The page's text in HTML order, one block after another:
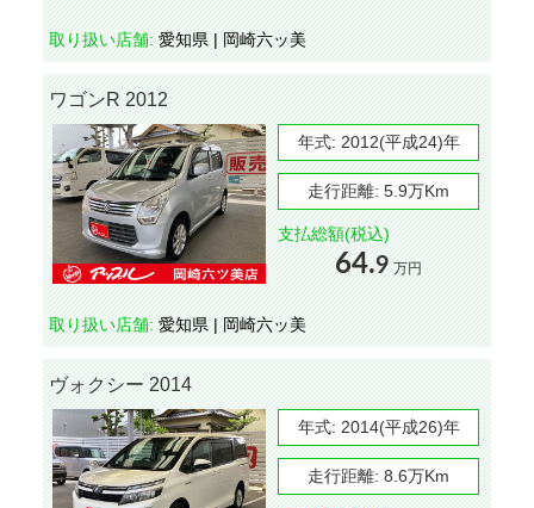
取り扱い店舗: 愛知県 | 岡崎六ッ美
ワゴンR 2012
年式: 2012(平成24)年
走行距離: 5.9万Km
支払総額(税込)
64.9 万円
取り扱い店舗: 愛知県 | 岡崎六ッ美
ヴォクシー 2014
年式: 2014(平成26)年
走行距離: 8.6万Km